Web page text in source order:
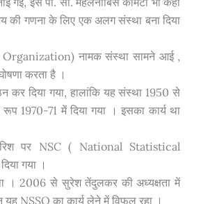
की गणना के लिए एक अलग संस्था बना दिया
नामक संस्था सामने आई ,
करता है ।
कर दिया गया, हालांकि यह संस्था 1950 से
1970-71 में दिया गया । इसका कार्य था
पर NSC ( National Statistical
गया ।
था । 2006 से सुरेश तेंदुलकर की अध्यक्षता में
NSSO का कार्य लेने में विफल रहा ।